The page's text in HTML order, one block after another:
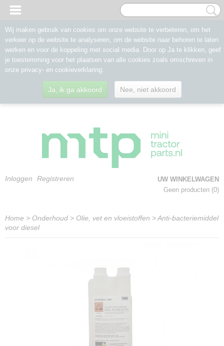
Inloggen Registreren
UW WINKELWAGEN
Geen producten (0)
Home > Onderhoud > Olie, vet en vloeistoffen >Anti-bacteriemiddel
voor diesel
Wij maken gebruik van cookies om onze website te verbeteren, om het
verkeer op de website te analyseren, om de website naar behoren te laten
werken en voor de koppeling met social media. Door op Ja te klikken, geef
je toestemming voor het plaatsen van alle cookies zoals omschreven in
onze privacy- en cookieverklaring.
Ja, ik ga akkoord Nee, niet akkoord